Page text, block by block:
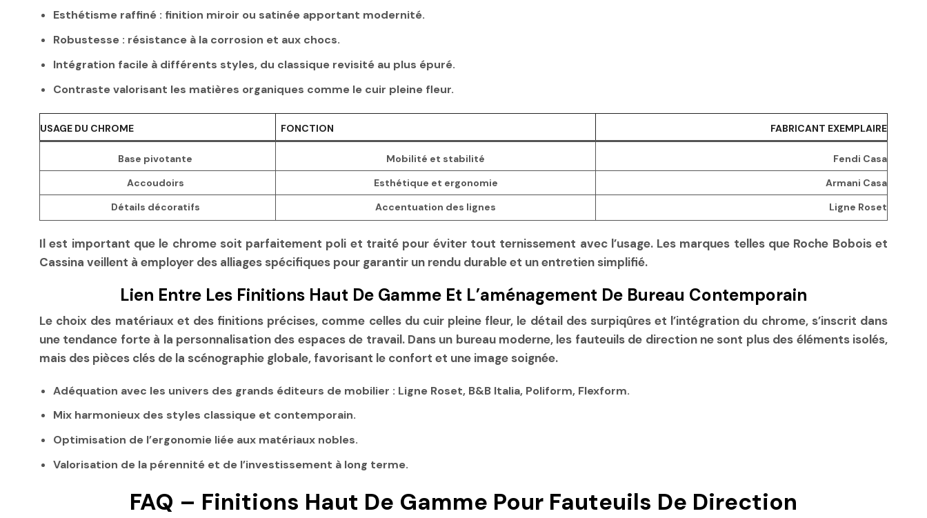
Esthétisme raffiné : finition miroir ou satinée apportant modernité.
Robustesse : résistance à la corrosion et aux chocs.
Intégration facile à différents styles, du classique revisité au plus épuré.
Contraste valorisant les matières organiques comme le cuir pleine fleur.
USAGE DU CHROME FONCTION FABRICANT EXEMPLAIRE
Base pivotante Mobilité et stabilité
Fendi Casa
Accoudoirs
Esthétique et ergonomie
Armani Casa
Détails décoratifs
Accentuation des lignes Ligne Roset
Il est important que le chrome soit parfaitement poli et traité pour éviter tout ternissement avec l’usage. Les marques telles que Roche Bobois et
Cassina veillent à employer des alliages spécifiques pour garantir un rendu durable et un entretien simplifié.
Lien Entre Les Finitions Haut De Gamme Et L’aménagement De Bureau Contemporain
Le choix des matériaux et des finitions précises, comme celles du cuir pleine fleur, le détail des surpiqûres et l’intégration du chrome, s’inscrit dans
une tendance forte à la personnalisation des espaces de travail. Dans un bureau moderne, les fauteuils de direction ne sont plus des éléments isolés,
mais des pièces clés de la scénographie globale, favorisant le confort et une image soignée.
Adéquation avec les univers des grands éditeurs de mobilier : Ligne Roset, B&B Italia, Poliform, Flexform.
Mix harmonieux des styles classique et contemporain.
Optimisation de l’ergonomie liée aux matériaux nobles.
Valorisation de la pérennité et de l’investissement à long terme.
FAQ – Finitions Haut De Gamme Pour Fauteuils De Direction